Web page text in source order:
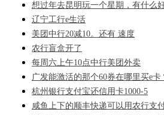
想过年去昆明玩一个星期，有什么
辽宁工行e生活
美团中行20减10。还有 速度
农行盲盒开了
每周六上午10点中行美团外卖
广发能激活的那个60券在哪里买e卡
杭州银行支付宝还信用卡1000-5
咸鱼上下的顺丰快递可以用农行支